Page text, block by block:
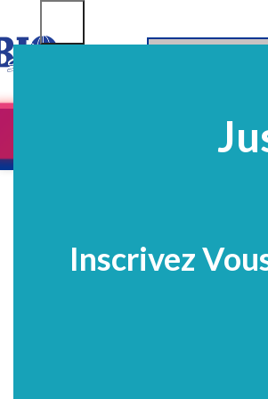
Inscrivez
EquipementsEQ